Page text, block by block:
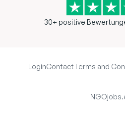
30+ positive
LoginContactTerms and